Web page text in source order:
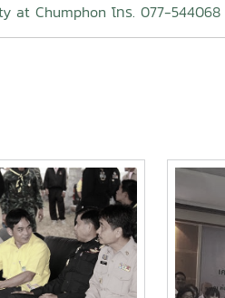
at Chumphon โทร. 077-544068